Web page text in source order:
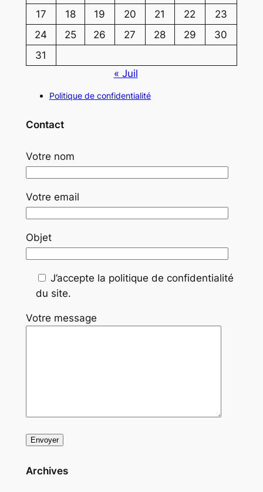
17
18 19 20 21 22
23
24
25 26 27 28 29
30
31
« Juil
Politique de confidentialité
Contact
Votre nom
Votre email
Objet
J’accepte la politique de confidentialité
du site.
Votre message
Archives